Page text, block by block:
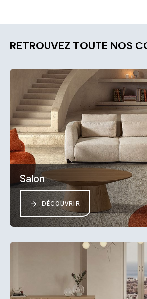
RETROUVEZ TOUTE NOS
Salon
DÉCOUVRIR